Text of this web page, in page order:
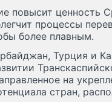
повысит ценность
процессы
более плавным.
Турция и
на
стран,